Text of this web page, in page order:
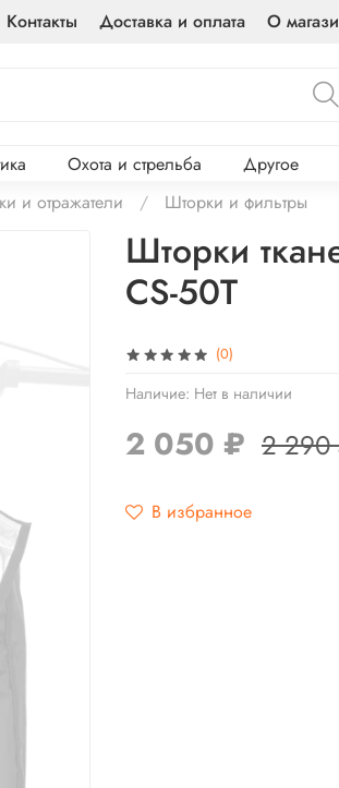
Контакты Доставка и оплата О
Охота и стрельба
Другое
и отражатели Шторки и фильтры
(0)
Наличие: Нет в наличии
Шторки
CS-50T
2 050 ₽ 2 290
В избранное